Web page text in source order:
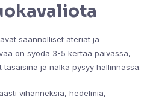
säännölliset ateriat ja
on syödä 3-5 kertaa päivässä,
ja nälkä pysyy hallinnassa.
vihanneksia, hedelmiä,